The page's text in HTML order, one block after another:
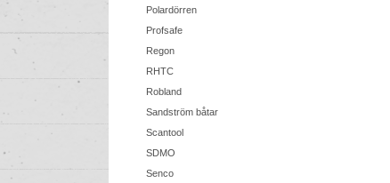
Polardörren
Profsafe
Regon
RHTC
Robland
Sandström båtar
Scantool
SDMO
Senco